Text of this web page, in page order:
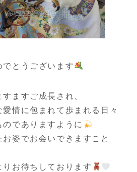
でとうございます
ますご成長され、
情に包まれて歩まれる日々
でありますように
姿でお会いできますこと
りお待ちしております